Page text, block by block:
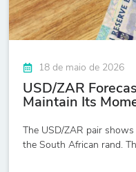
18 de maio de 2026
USD/ZAR
Maintain Its
The USD/ZAR pair
the South African rand.